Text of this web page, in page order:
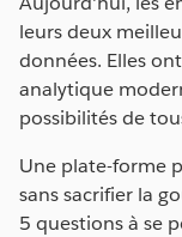
leurs deux
données. Elles
analytique
possibilités de
Une plate-forme
sans sacrifier la
5 questions à se